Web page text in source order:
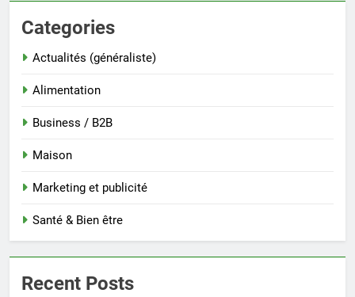
Categories
Actualités (généraliste)
Alimentation
Business / B2B
Maison
Marketing et publicité
Santé & Bien être
Recent Posts